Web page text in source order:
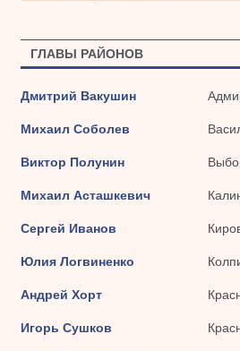
ГЛАВЫ РАЙОНОВ
Дмитрий Вакушин
Михаил Соболев
Виктор Полунин
Михаил Асташкевич
Сергей Иванов
Юлия Логвиненко
Андрей Хорт
Игорь Сушков